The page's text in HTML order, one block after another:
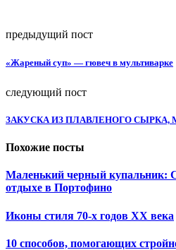
предыдущий пост
«Жареный суп» — гювеч в мультиварке
следующий пост
ЗАКУСКА ИЗ ПЛАВЛЕНОГО СЫРКА,
Похожие посты
Маленький черный купальник:
отдыхе в Портофино
Иконы стиля 70-х годов XX века
10 способов, помогающих